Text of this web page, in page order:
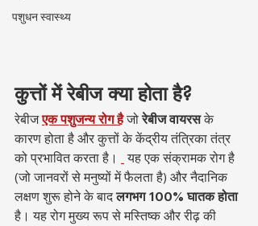
पशुधन स्वास्थ्य
कुत्तों में रेबीज क्या होता है?
रेबीज एक पशुजन्य रोग है जो रेबीज वायरस के
कारण होता है और कुत्तों के केंद्रीय तंत्रिका तंत्र
को प्रभावित करता है।
यह एक संक्रामक रोग है
(जो जानवरों से मनुष्यों में फैलता है) और नैदानिक
लक्षण शुरू होने के बाद लगभग 100% घातक होता
है। यह रोग मुख्य रूप से मस्तिष्क और रीढ़ की